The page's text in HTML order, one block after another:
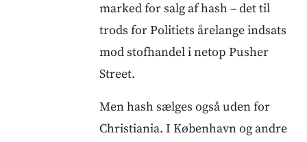
marked for salg af hash – det til
trods for Politiets årelange indsats
mod stofhandel i netop Pusher
Street.
Men hash sælges også uden for
Christiania. I København og andre